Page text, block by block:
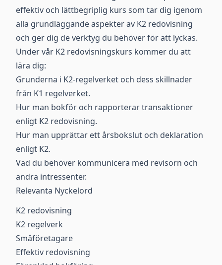
effektiv och lättbegriplig kurs som tar dig igenom
alla grundläggande aspekter av K2 redovisning
och ger dig de verktyg du behöver för att lyckas.
Under vår K2 redovisningskurs kommer du att
lära dig:
Grunderna i K2-regelverket och dess skillnader
från K1 regelverket.
Hur man bokför och rapporterar transaktioner
enligt K2 redovisning.
Hur man upprättar ett årsbokslut och deklaration
enligt K2.
Vad du behöver kommunicera med revisorn och
andra intressenter.
Relevanta Nyckelord
K2 redovisning
K2 regelverk
Småföretagare
Effektiv redovisning